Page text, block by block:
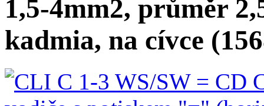
1,5-4mm2, průměr
kadmia, na cívce